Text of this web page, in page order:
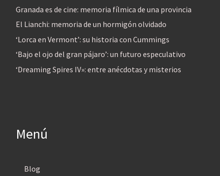
Granada es de cine: memoria fílmica de una provincia
El Lianchi: memoria de un hormigón olvidado
‘Lorca en Vermont’: su historia con Cummings
‘Bajo el ojo del gran pájaro’: un futuro especulativo
‘Dreaming Spires IV»: entre anécdotas y misterios
Menú
Blog